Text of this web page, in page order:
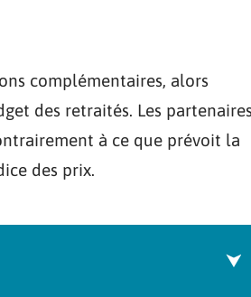
complémentaires, alors
des retraités. Les partenaires
à ce que prévoit la
des prix.